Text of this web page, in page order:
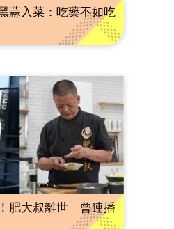
蒜入菜：吃藥不如吃
肥大叔離世 曾連播